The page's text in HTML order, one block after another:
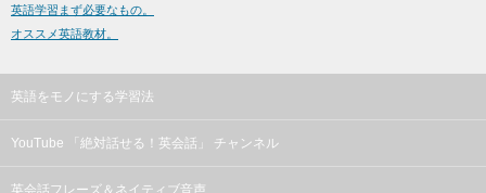
英語学習まず必要なもの。
オススメ英語教材。
英語をモノにする学習法
YouTube 「絶対話せる！英会話」 チャンネル
英会話フレーズ＆ネイティブ音声